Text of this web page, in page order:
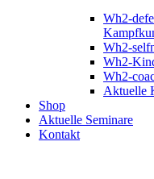
Wh2-
Wh2-
Wh2-
Wh2-
Aktuelle
Shop
Aktuelle Seminare
Kontakt